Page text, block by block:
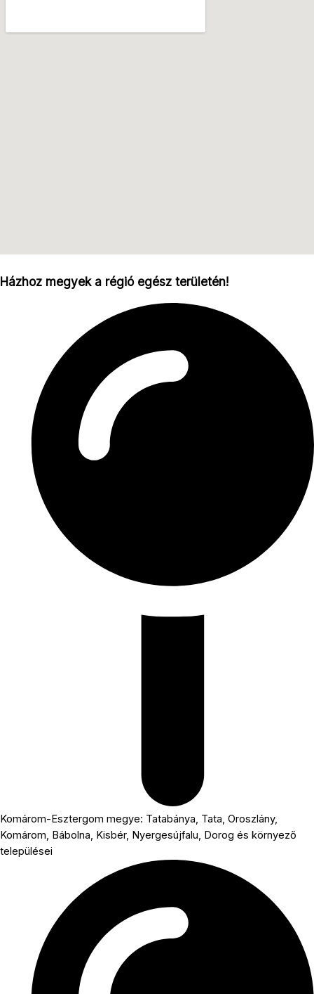
Házhoz megyek a régió egész területén!
Komárom-Esztergom megye: Tatabánya, Tata, Oroszlány,
Komárom, Bábolna, Kisbér, Nyergesújfalu, Dorog és környező
települései